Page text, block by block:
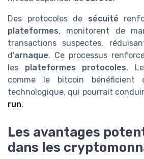
Des protocoles de sécuité
plateformes, monitorent de
transactions suspectes,
d'arnaque. Ce processus
les plateformes protocoles.
comme le bitcoin bénéficient
technologique, qui pourrait
run.
Les avantages
dans les